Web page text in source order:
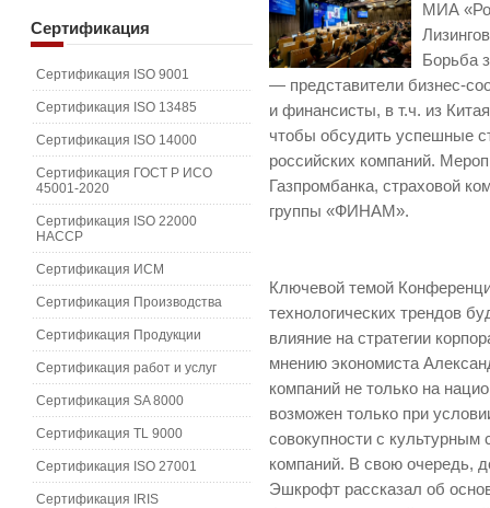
МИА
Борьба
— представители бизнес-
и финансисты, в т.ч. из
чтобы обсудить успешные
российских компаний.
Газпромбанка, страховой
группы «ФИНАМ».
Ключевой темой
технологических трендов
влияние на стратегии
мнению экономиста
компаний не только на
возможен только при
совокупности с
компаний. В свою очередь,
Эшкрофт рассказал об
Сертификация
Сертификация ISO 9001
Сертификация ISO 13485
Сертификация ISO 14000
Сертификация ГОСТ Р ИСО
45001-2020
Сертификация ISO 22000
HACCP
Сертификация ИСМ
Сертификация Производства
Сертификация Продукции
Сертификация работ и услуг
Сертификация SA 8000
Сертификация TL 9000
Сертификация ISO 27001
Сертификация IRIS